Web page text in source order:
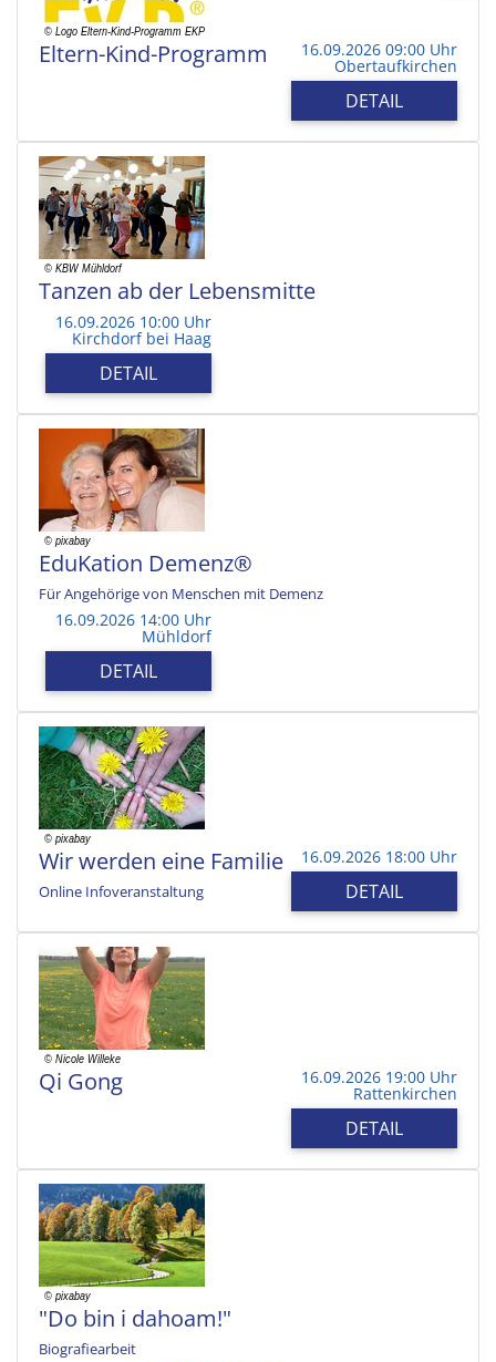
Eltern-Kind-Programm 16.09.2026 09:00 Uhr
Obertaufkirchen
DETAIL
Tanzen ab der Lebensmitte
16.09.2026 10:00 Uhr
Kirchdorf bei Haag
DETAIL
EduKation Demenz®
Für Angehörige von Menschen mit Demenz
16.09.2026 14:00 Uhr
Mühldorf
DETAIL
Wir werden eine Familie
Online Infoveranstaltung
16.09.2026 18:00 Uhr
DETAIL
Qi Gong 16.09.2026 19:00 Uhr
Rattenkirchen
DETAIL
"Do bin i dahoam!"
Biografiearbeit